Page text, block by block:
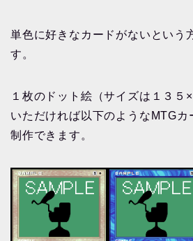
単色に好きなカードがないという
す。
１枚のドット絵（サイズは１３５
いただければ以下のようなMTGカ
制作できます。